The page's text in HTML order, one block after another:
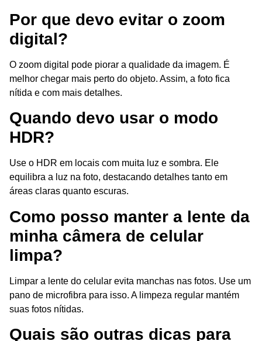
Por que devo evitar o zoom
digital?
O zoom digital pode piorar a qualidade da imagem. É
melhor chegar mais perto do objeto. Assim, a foto fica
nítida e com mais detalhes.
Quando devo usar o modo
HDR?
Use o HDR em locais com muita luz e sombra. Ele
equilibra a luz na foto, destacando detalhes tanto em
áreas claras quanto escuras.
Como posso manter a lente da
minha câmera de celular
limpa?
Limpar a lente do celular evita manchas nas fotos. Use um
pano de microfibra para isso. A limpeza regular mantém
suas fotos nítidas.
Quais são outras dicas para